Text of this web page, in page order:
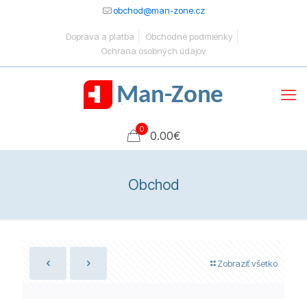
obchod@man-zone.cz
Doprava a platba
Obchodné podmienky
Ochrana osobných údajov
0 0.00€
Obchod
Zobraziť všetko